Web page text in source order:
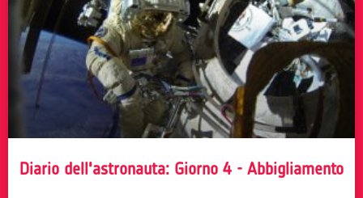
Diario dell'astronauta: Giorno 4 - Abbigliamento